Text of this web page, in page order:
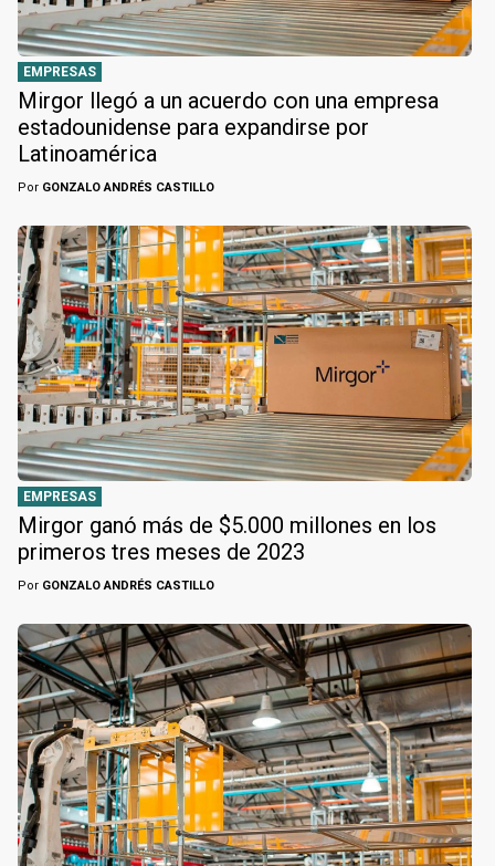
EMPRESAS
Mirgor llegó a un acuerdo con una empresa
estadounidense para expandirse por
Latinoamérica
Por GONZALO ANDRÉS CASTILLO
EMPRESAS
Mirgor ganó más de $5.000 millones en los
primeros tres meses de 2023
Por GONZALO ANDRÉS CASTILLO